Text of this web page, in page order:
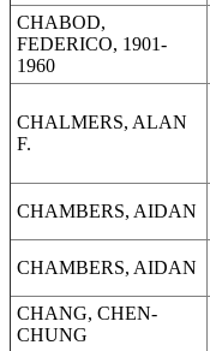
CHABOD,
FEDERICO, 1901-
1960
CHALMERS, ALAN
F.
CHAMBERS, AIDAN
CHAMBERS, AIDAN
CHANG, CHEN-
CHUNG